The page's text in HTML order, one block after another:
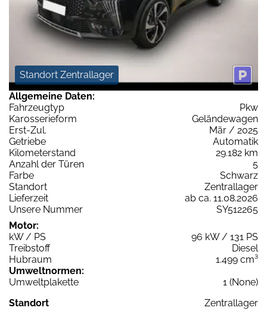
Standort Zentrallager
Allgemeine Daten:
Fahrzeugtyp
Pkw
Karosserieform
Geländewagen
Erst-Zul.
Mär / 2025
Getriebe
Automatik
Kilometerstand
29.182 km
Anzahl der Türen
5
Farbe
Schwarz
Standort
Zentrallager
Lieferzeit
ab ca. 11.08.2026
Unsere Nummer
SY512265
Motor:
kW / PS
96 kW / 131 PS
Treibstoff
Diesel
Hubraum
1.499 cm³
Umweltnormen:
Umweltplakette
1 (None)
Standort
Zentrallager